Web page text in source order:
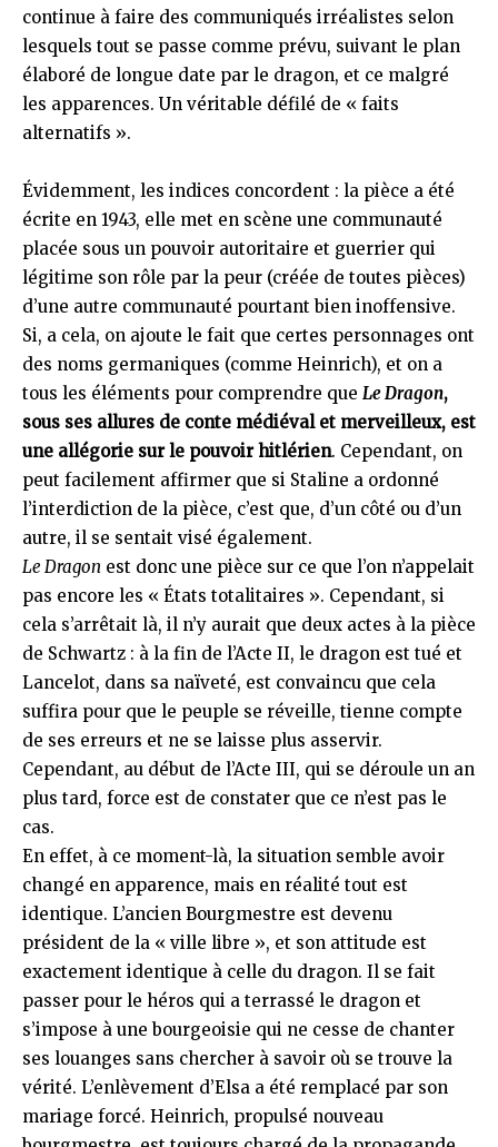
continue à faire des communiqués irréalistes selon
lesquels tout se passe comme prévu, suivant le plan
élaboré de longue date par le dragon, et ce malgré
les apparences. Un véritable défilé de « faits
alternatifs ».
Évidemment, les indices concordent : la pièce a été
écrite en 1943, elle met en scène une communauté
placée sous un pouvoir autoritaire et guerrier qui
légitime son rôle par la peur (créée de toutes pièces)
d’une autre communauté pourtant bien inoffensive.
Si, a cela, on ajoute le fait que certes personnages ont
des noms germaniques (comme Heinrich), et on a
tous les éléments pour comprendre que Le Dragon,
sous ses allures de conte médiéval et merveilleux, est
une allégorie sur le pouvoir hitlérien. Cependant, on
peut facilement affirmer que si Staline a ordonné
l’interdiction de la pièce, c’est que, d’un côté ou d’un
autre, il se sentait visé également.
Le Dragon est donc une pièce sur ce que l’on n’appelait
pas encore les « États totalitaires ». Cependant, si
cela s’arrêtait là, il n’y aurait que deux actes à la pièce
de Schwartz : à la fin de l’Acte II, le dragon est tué et
Lancelot, dans sa naïveté, est convaincu que cela
suffira pour que le peuple se réveille, tienne compte
de ses erreurs et ne se laisse plus asservir.
Cependant, au début de l’Acte III, qui se déroule un an
plus tard, force est de constater que ce n’est pas le
cas.
En effet, à ce moment-là, la situation semble avoir
changé en apparence, mais en réalité tout est
identique. L’ancien Bourgmestre est devenu
président de la « ville libre », et son attitude est
exactement identique à celle du dragon. Il se fait
passer pour le héros qui a terrassé le dragon et
s’impose à une bourgeoisie qui ne cesse de chanter
ses louanges sans chercher à savoir où se trouve la
vérité. L’enlèvement d’Elsa a été remplacé par son
mariage forcé. Heinrich, propulsé nouveau